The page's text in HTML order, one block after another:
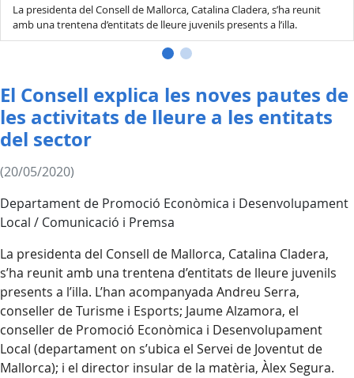
La presidenta del Consell de Mallorca, Catalina Cladera, s’ha reunit
amb una trentena d’entitats de lleure juvenils presents a l’illa.
El Consell explica les noves pautes de
les activitats de lleure a les entitats
del sector
(20/05/2020)
Departament de Promoció Econòmica i Desenvolupament
Local / Comunicació i Premsa
La presidenta del Consell de Mallorca, Catalina Cladera,
s’ha reunit amb una trentena d’entitats de lleure juvenils
presents a l’illa. L’han acompanyada Andreu Serra,
conseller de Turisme i Esports; Jaume Alzamora, el
conseller de Promoció Econòmica i Desenvolupament
Local (departament on s’ubica el Servei de Joventut de
Mallorca); i el director insular de la matèria, Àlex Segura.